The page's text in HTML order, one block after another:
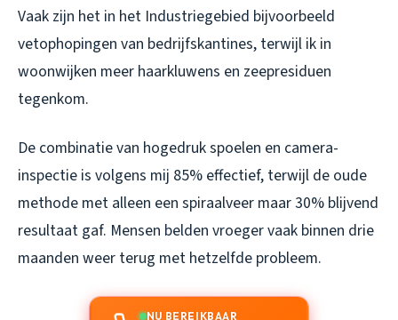
Vaak zijn het in het Industriegebied bijvoorbeeld
vetophopingen van bedrijfskantines, terwijl ik in
woonwijken meer haarkluwens en zeepresiduen
tegenkom.
De combinatie van hogedruk spoelen en camera-
inspectie is volgens mij 85% effectief, terwijl de oude
methode met alleen een spiraalveer maar 30% blijvend
resultaat gaf. Mensen belden vroeger vaak binnen drie
maanden weer terug met hetzelfde probleem.
NU BEREIKBAAR